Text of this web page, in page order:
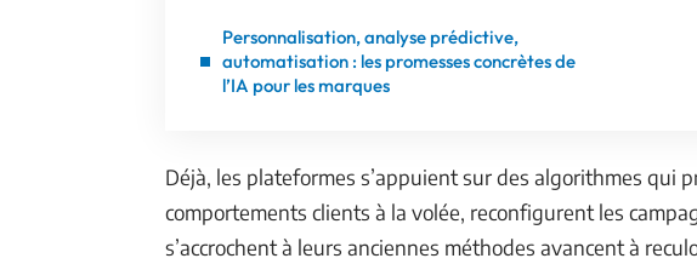
Personnalisation, analyse prédictive,
automatisation : les promesses concrètes de
l’IA pour les marques
Déjà, les plateformes s’appuient sur des algorithmes qui
comportements clients à la volée, reconfigurent les
s’accrochent à leurs anciennes méthodes avancent à